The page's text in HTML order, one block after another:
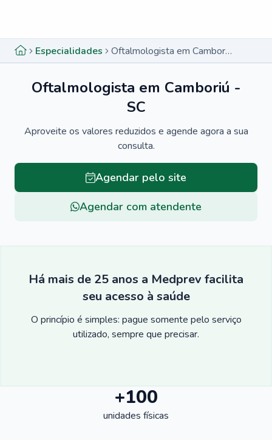
Especialidades Oftalmologista em Camboriú - SC
Oftalmologista em Camboriú -
SC
Aproveite os valores reduzidos e agende agora a sua
consulta.
Agendar pelo site
Agendar com atendente
Há mais de 25 anos a Medprev facilita
seu acesso à saúde
O princípio é simples: pague somente pelo serviço
utilizado, sempre que precisar.
+100
unidades físicas